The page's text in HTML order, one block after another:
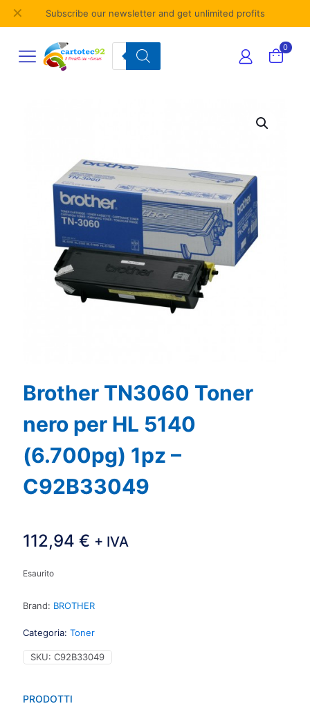
Subscribe our newsletter and get unlimited profits
✕
Products
search
0
PRODOTTI
Brother TN3060 Toner
nero per HL 5140
(6.700pg) 1pz –
C92B33049
112,94 € + IVA
Esaurito
Brand: BROTHER
Categoria: Toner
SKU: C92B33049